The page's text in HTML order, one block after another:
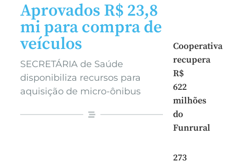
Aprovados R$ 23,8
mi para compra de
veículos
SECRETÁRIA de Saúde
disponibiliza recursos para
aquisição de micro-ônibus
Cooperativa
recupera
R$
622
milhões
do
Funrural
273